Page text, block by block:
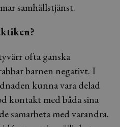
samhällstjänst.
ofta ganska
barnen negativt. I
kunna vara delad
kontakt med båda sina
samarbeta med varandra.